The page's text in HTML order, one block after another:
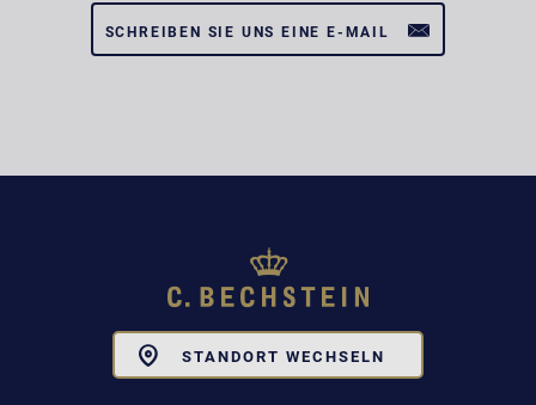
SCHREIBEN SIE UNS EINE E-MAIL
STANDORT WECHSELN